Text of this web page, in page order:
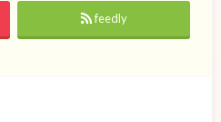
feedly